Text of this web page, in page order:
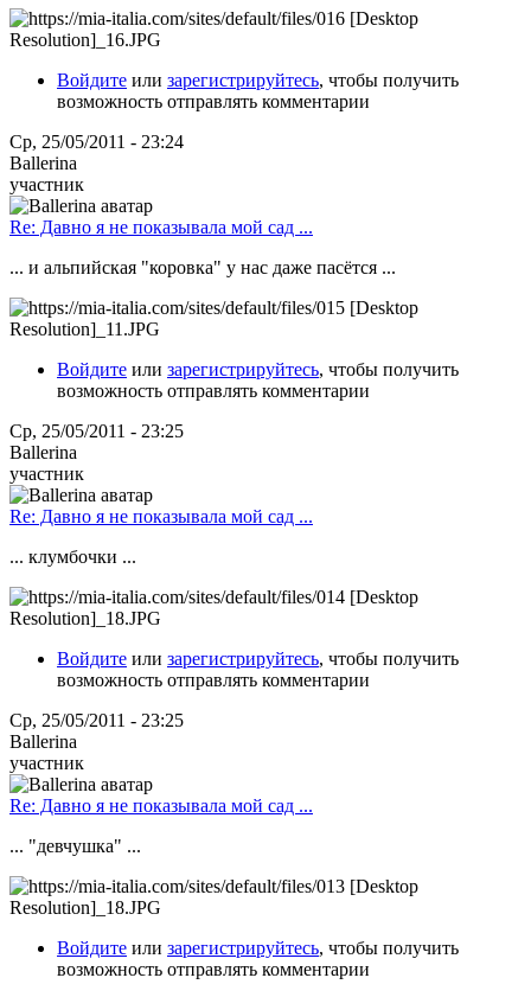
Войдите или зарегистрируйтесь, чтобы получить
возможность отправлять комментарии
Ср, 25/05/2011 - 23:24
Ballerina
участник
Re: Давно я не показывала мой сад ...
... и альпийская "коровка" у нас даже пасётся ...
Войдите или зарегистрируйтесь, чтобы получить
возможность отправлять комментарии
Ср, 25/05/2011 - 23:25
Ballerina
участник
Re: Давно я не показывала мой сад ...
... клумбочки ...
Войдите или зарегистрируйтесь, чтобы получить
возможность отправлять комментарии
Ср, 25/05/2011 - 23:25
Ballerina
участник
Re: Давно я не показывала мой сад ...
... "девчушка" ...
Войдите или зарегистрируйтесь, чтобы получить
возможность отправлять комментарии